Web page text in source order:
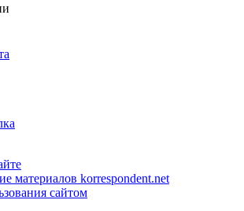
материалов korrespondent.net
сайтом